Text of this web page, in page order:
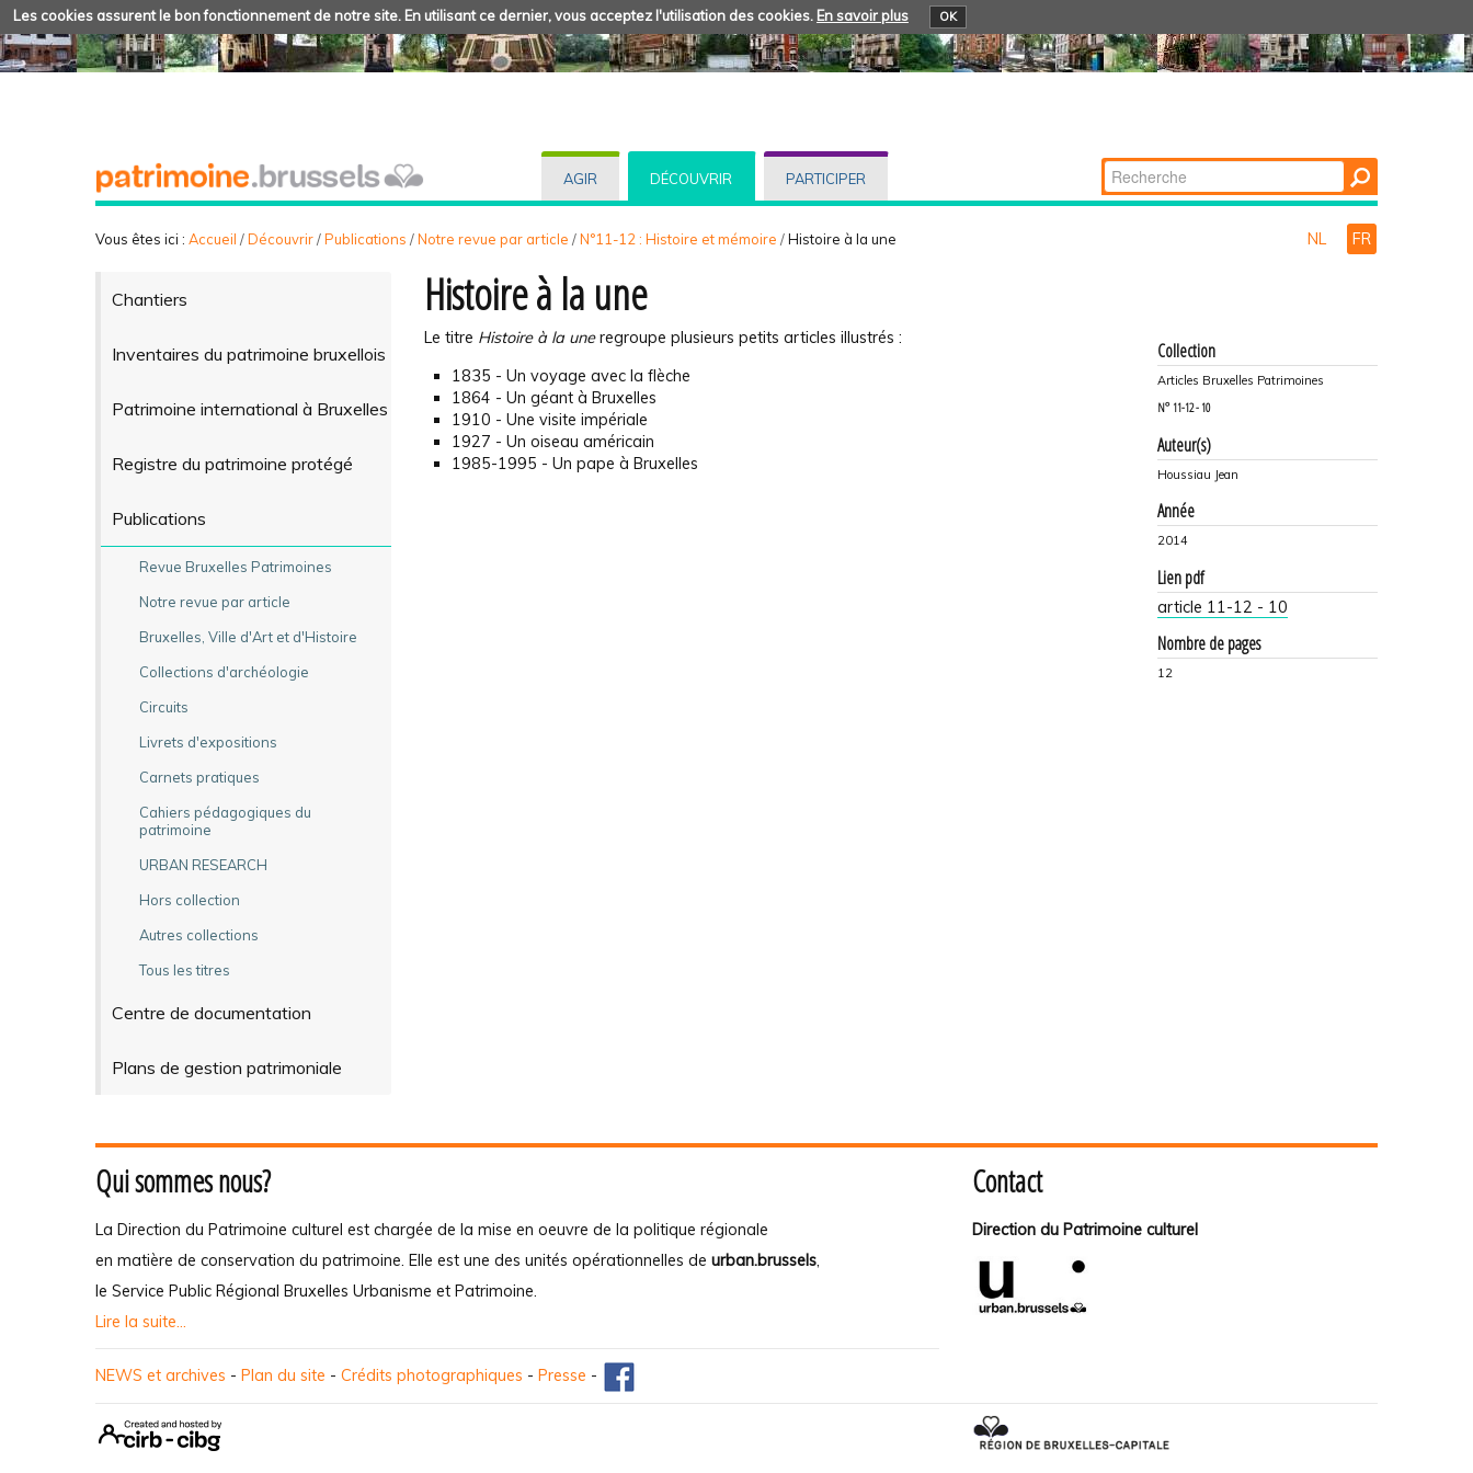
Les cookies assurent le bon fonctionnement de notre site. En utilisant ce dernier, vous acceptez l'utilisation des cookies. En savoir plus OK
AGIR DÉCOUVRIR PARTICIPER Chercher par
Recherche
Vous êtes ici : Accueil /Découvrir/Publications /Notre revue par article /N°11-12 : Histoire et mémoire /Histoire à la une NL FR
Chantiers
Inventaires du patrimoine bruxellois
Patrimoine international à Bruxelles
Registre du patrimoine protégé
Publications
Revue Bruxelles Patrimoines
Notre revue par article
Bruxelles, Ville d'Art et d'Histoire
Collections d'archéologie
Circuits
Livrets d'expositions
Carnets pratiques
Cahiers pédagogiques du
patrimoine
URBAN RESEARCH
Hors collection
Autres collections
Tous les titres
Centre de documentation
Plans de gestion patrimoniale
Histoire à la une
Le titre Histoire à la uneregroupe plusieurs petits articles illustrés :
1835 - Un voyage avec la flèche
1864 - Un géant à Bruxelles
1910 - Une visite impériale
1927 - Un oiseau américain
1985-1995 - Un pape à Bruxelles
Collection
Articles Bruxelles Patrimoines
N° 11-12 - 10
Auteur(s)
Houssiau Jean
Année
2014
Lien pdf
article 11-12 - 10
Nombre de pages
12
Qui sommes nous?
La Direction du Patrimoine culturel est chargée de la mise en oeuvre de la politique régionale
en matière de conservation du patrimoine. Elle est une des unités opérationnelles de urban.brussels,
le Service Public Régional Bruxelles Urbanisme et Patrimoine.
Lire la suite...
Contact
Direction du Patrimoine culturel
NEWS et archives - Plan du site - Crédits photographiques - Presse -